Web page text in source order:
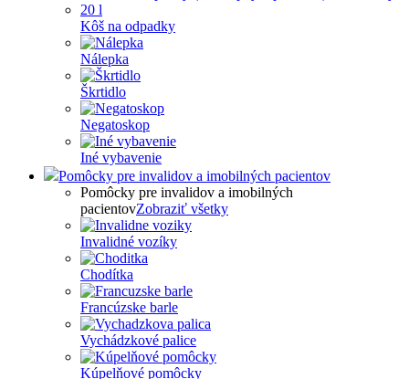
Kôš na odpadky
Nálepka
Škrtidlo
Negatoskop
Iné vybavenie
Pomôcky pre invalidov a imobilných pacientov
Pomôcky pre invalidov a imobilných
pacientovZobraziť všetky
Invalidné vozíky
Chodítka
Francúzske barle
Vychádzkové palice
Kúpelňové pomôcky